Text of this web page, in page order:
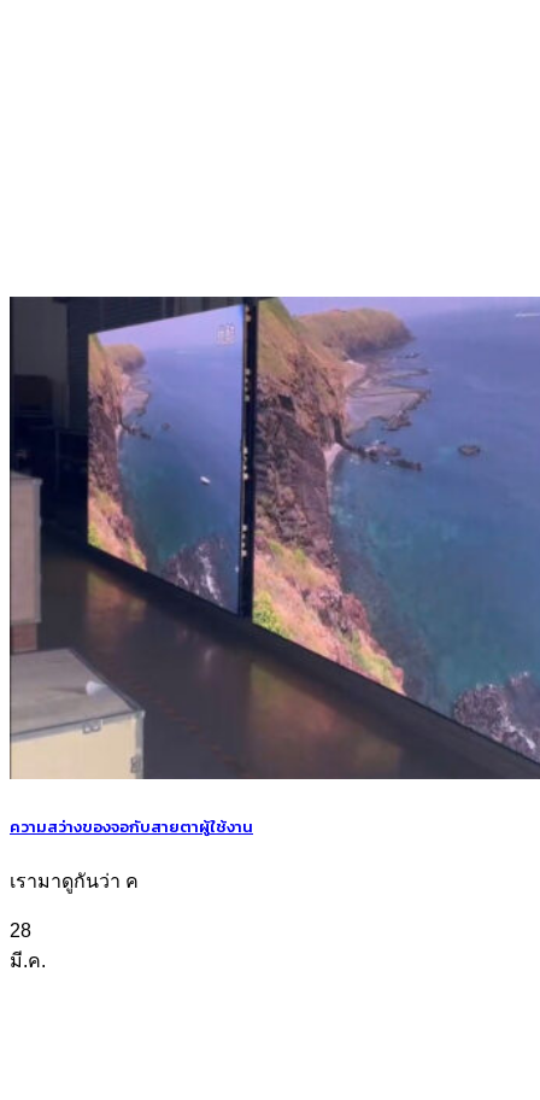
ความสว่างของจอกับสายตาผู้ใช้งาน
เรามาดูกันว่า ค
28
มี.ค.